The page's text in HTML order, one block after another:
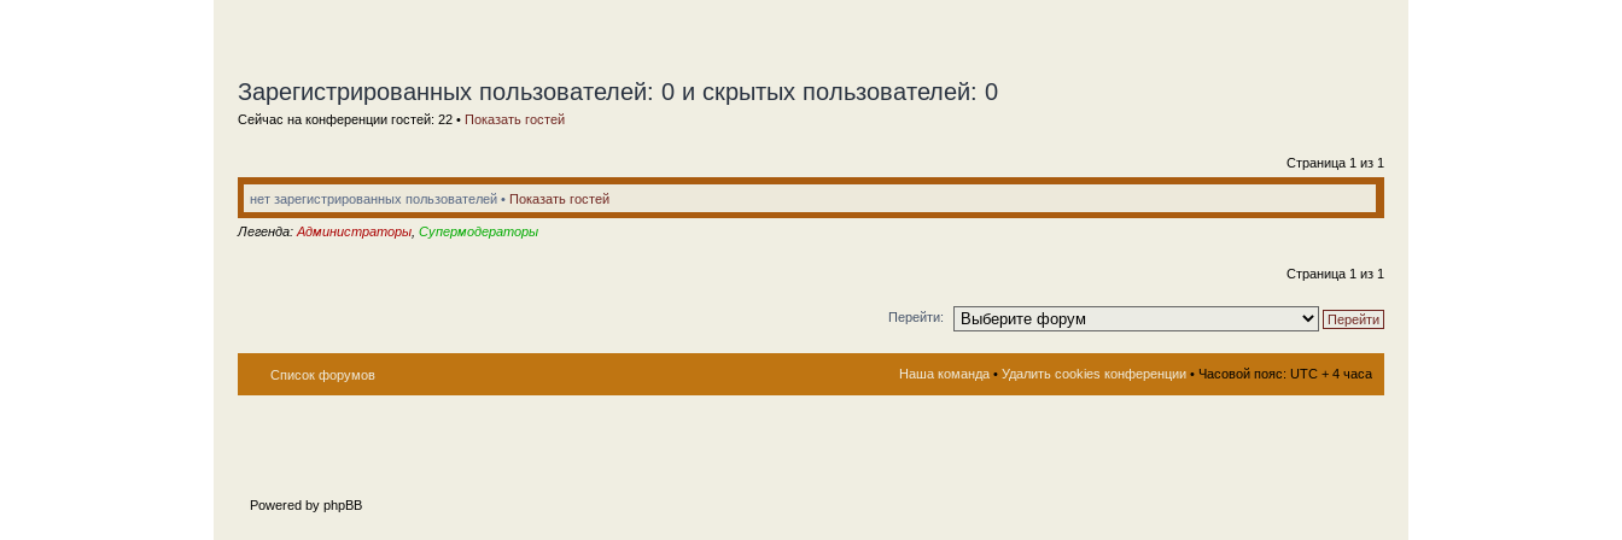
Зарегистрированных пользователей: 0 и скрытых пользователей: 0
Сейчас на конференции гостей: 22 • Показать гостей
Страница 1 из 1
нет зарегистрированных пользователей • Показать гостей
Легенда: Администраторы Супермодераторы
Страница 1 из 1
Перейти:
Список форумов Наша команда • Удалить cookies конференции • Часовой пояс: UTC + 4 часа
Powered by phpBB